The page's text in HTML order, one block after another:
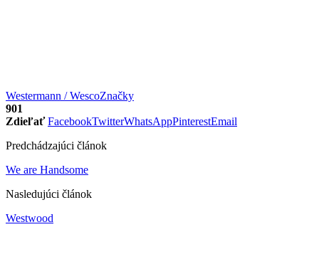
Westermann / WescoZnačky
901
Zdieľať FacebookTwitterWhatsAppPinterestEmail
Predchádzajúci článok
We are Handsome
Nasledujúci článok
Westwood